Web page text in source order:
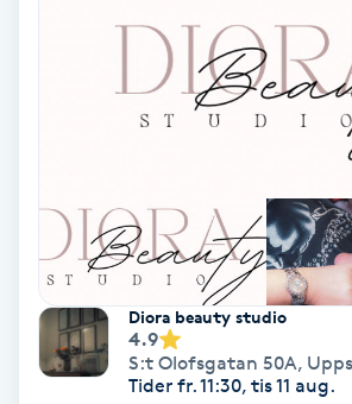
Diamantslipning
Extensions
Extensions borttagning
Eyeliner-tatuering
Diora beauty studio
4.9
S:t Olofsgatan 50A,
Tider fr. 11:30, tis 11 aug.